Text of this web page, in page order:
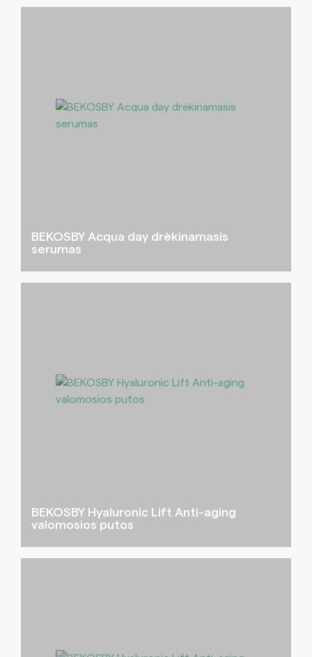
BEKOSBY Acqua day drėkinamasis
serumas
BEKOSBY Hyaluronic Lift Anti-aging
valomosios putos